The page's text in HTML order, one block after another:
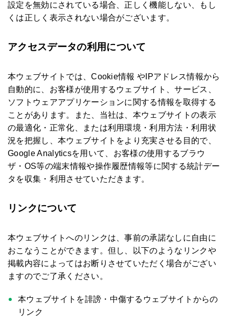
設定を無効にされている場合、正しく機能しない、もし
くは正しく表示されない場合がございます。
アクセスデータの利用について
本ウェブサイトでは、Cookie情報 やIPアドレス情報から
自動的に、お客様が使用するウェブサイト、サービス、
ソフトウェアアプリケーションに関する情報を取得する
ことがあります。また、当社は、本ウェブサイトの表示
の最適化・正常化、または利用環境・利用方法・利用状
況を把握し、本ウェブサイトをより充実させる目的で、
Google Analyticsを用いて、お客様の使用するブラウ
ザ・OS等の端末情報や操作履歴情報等に関する統計デー
タを収集・利用させていただきます。
リンクについて
本ウェブサイトへのリンクは、事前の承諾なしに自由に
おこなうことができます。但し、以下のようなリンクや
掲載内容によってはお断りさせていただく場合がござい
ますのでご了承ください。
本ウェブサイトを誹謗・中傷するウェブサイトからの
リンク